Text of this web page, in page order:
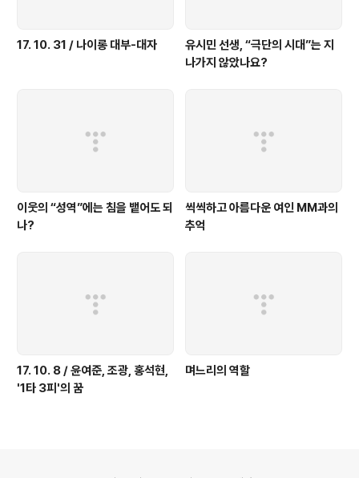
17. 10. 31 / 나이롱 대부-대자
유시민 선생, “극단의 시대”는 지
나가지 않았나요?
이웃의 “성역”에는 침을 뱉어도 되
나?
씩씩하고 아름다운 여인 MM과의
추억
17. 10. 8 / 윤여준, 조광, 홍석현,
'1타 3피'의 꿈
며느리의 역할